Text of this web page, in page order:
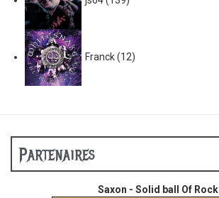
Franck(12)
Partenaires
Saxon - Solid ball Of Rock